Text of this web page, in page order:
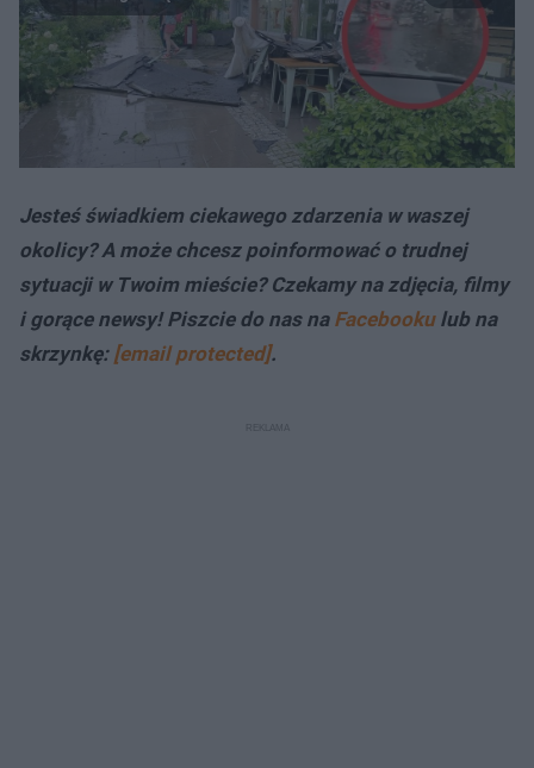
Jesteś świadkiem ciekawego zdarzenia w waszej
okolicy? A może chcesz poinformować o trudnej
sytuacji w Twoim mieście? Czekamy na zdjęcia, filmy
i gorące newsy! Piszcie do nas na Facebookulub na
skrzynkę: [email protected].